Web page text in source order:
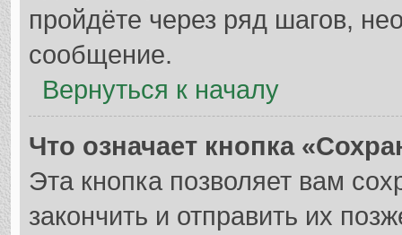
пройдёте через ряд шагов,
сообщение.
Вернуться к началу
Что означает кнопка
Эта кнопка позволяет вам
закончить и отправить их